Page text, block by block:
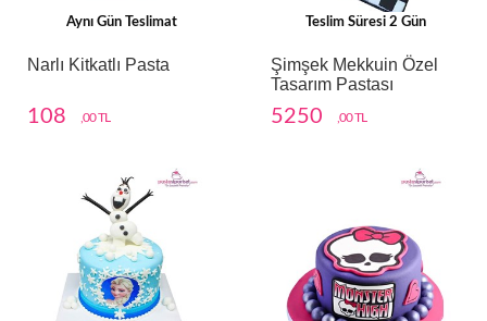
Aynı Gün Teslimat
Narlı Kitkatlı Pasta
108 ,00 TL
Teslim Süresi 2 Gün
Şimşek Mekkuin Özel
Tasarım Pastası
5250 ,00 TL